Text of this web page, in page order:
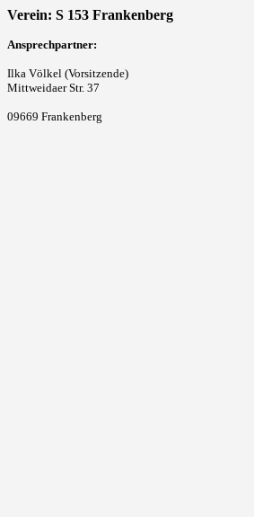
Verein: S 153 Frankenberg
Ansprechpartner:
Ilka Völkel (Vorsitzende)
Mittweidaer Str. 37
09669 Frankenberg